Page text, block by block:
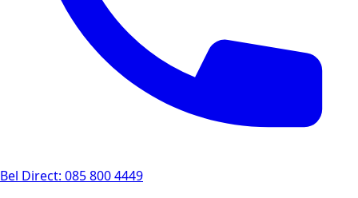
Bel Direct: 085 800 4449